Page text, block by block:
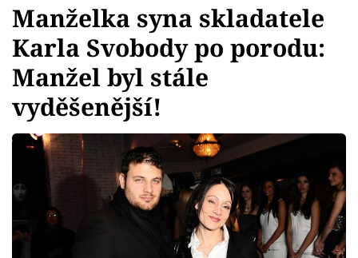
Témata
Showbyznys
Youtubeři
Virály
Sex a vztahy
Manželka syna skladatele
Karla Svobody po porodu:
Manžel byl stále
vyděšenější!